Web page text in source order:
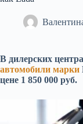
В дилерских
автомобили марки
цене 1 850 000 руб.